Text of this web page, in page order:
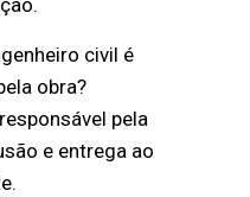
civil é
obra?
pela
e entrega ao